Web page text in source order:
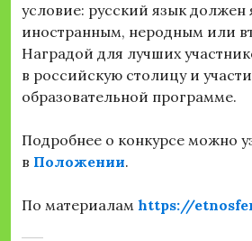
условие: русский язык должен
иностранным, неродным или
Наградой для лучших
в российскую столицу и
образовательной программе.
Подробнее о конкурсе можно
в Положении.
По материалам https://